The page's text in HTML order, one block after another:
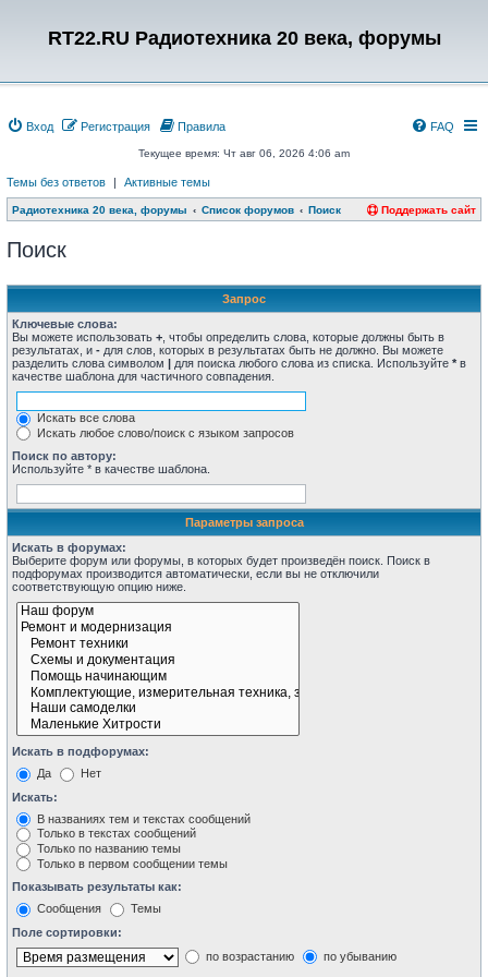
RT22.RU Радиотехника 20 века, форумы
Вход Регистрация FAQ
Правила
Текущее время: Чт авг 06, 2026 4:06 am
Темы без ответов | Активные темы
Радиотехника 20 века, форумы Список форумов Поиск Поддержать сайт
Поиск
Запрос
Ключевые слова:
Вы можете использовать + , чтобы определить слова, которые должны быть в
результатах, и - для слов, которых в результатах быть не должно. Вы можете
разделить слова символом | для поиска любого слова из списка. Используйте * в
качестве шаблона для частичного совпадения.
Искать все слова
Искать любое слово/поиск с языком запросов
Поиск по автору:
Используйте * в качестве шаблона.
Параметры запроса
Искать в форумах:
Выберите форум или форумы, в которых будет произведён поиск. Поиск в
подфорумах производится автоматически, если вы не отключили
соответствующую опцию ниже.
Искать в подфорумах:
Да
Нет
Искать:
В названиях тем и текстах сообщений
Только в текстах сообщений
Только по названию темы
Только в первом сообщении темы
Показывать результаты как:
Сообщения
Темы
Поле сортировки:
по возрастанию
по убыванию